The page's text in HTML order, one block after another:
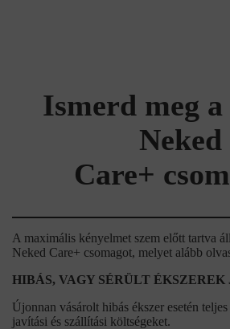
Ismerd meg
Neked
Care+
A maximális kényelmet szem előtt tartva
Neked Care+ csomagot, melyet alább
HIBÁS, VAGY SÉRÜLT ÉKSZEREK
Újonnan vásárolt hibás ékszer esetén
javítási és szállítási költségeket.